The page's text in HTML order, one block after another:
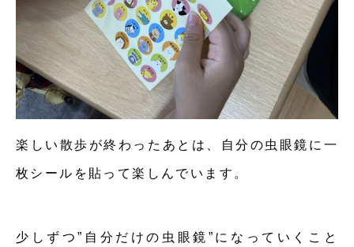
楽しい散歩が終わったあとは、自分の虫眼鏡に一
枚シールを貼って楽しんでいます。
少しずつ”自分だけの虫眼鏡”になっていくこと